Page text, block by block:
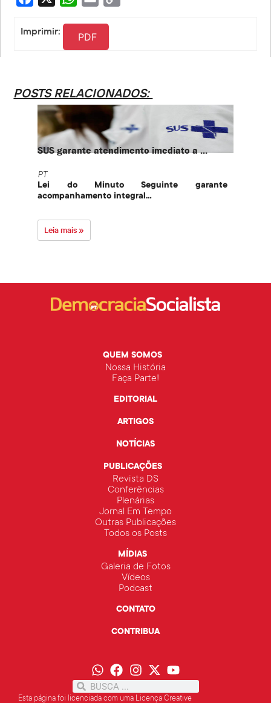
Imprimir: PDF
POSTS RELACIONADOS:
SUS garante atendimento imediato a ...
PT
Lei do Minuto Seguinte garante
acompanhamento integral...
Leia mais »
QUEM SOMOS
Nossa História
Faça Parte!
EDITORIAL
ARTIGOS
NOTÍCIAS
PUBLICAÇÕES
Revista DS
Conferências
Plenárias
Jornal Em Tempo
Outras Publicações
Todos os Posts
MÍDIAS
Galeria de Fotos
Vídeos
Podcast
CONTATO
CONTRIBUA
Esta página foi licenciada com uma Licença Creative